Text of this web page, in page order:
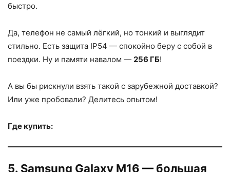
быстро.
Да, телефон не самый лёгкий, но тонкий и выглядит
стильно. Есть защита IP54 — спокойно беру с собой в
поездки. Ну и памяти навалом — 256 ГБ!
А вы бы рискнули взять такой с зарубежной доставкой?
Или уже пробовали? Делитесь опытом!
Где купить:
5. Samsung Galaxy M16 — большая